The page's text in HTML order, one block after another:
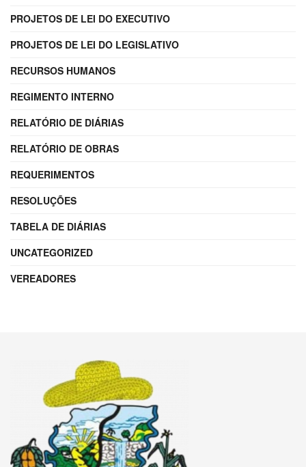
PROJETOS DE LEI DO EXECUTIVO
PROJETOS DE LEI DO LEGISLATIVO
RECURSOS HUMANOS
REGIMENTO INTERNO
RELATÓRIO DE DIÁRIAS
RELATÓRIO DE OBRAS
REQUERIMENTOS
RESOLUÇÕES
TABELA DE DIÁRIAS
UNCATEGORIZED
VEREADORES